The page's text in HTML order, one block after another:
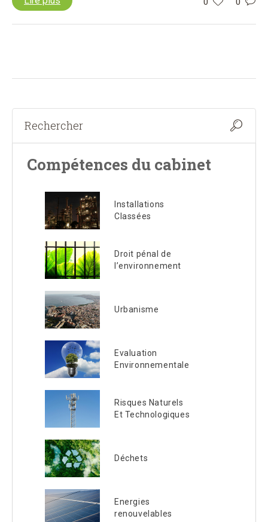
Compétences du cabinet
Installations
Classées
Droit pénal de
l’environnement
Urbanisme
Evaluation
Environnementale
Risques Naturels
Et Technologiques
Déchets
Energies
renouvelables